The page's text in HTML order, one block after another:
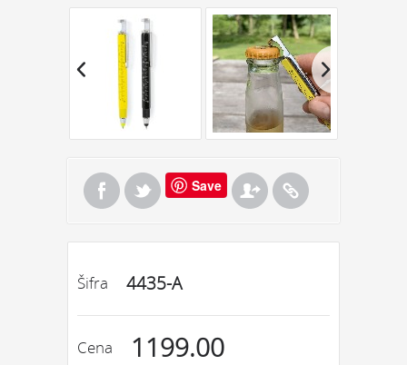
Save
Šifra 4435-A
Cena 1199.00